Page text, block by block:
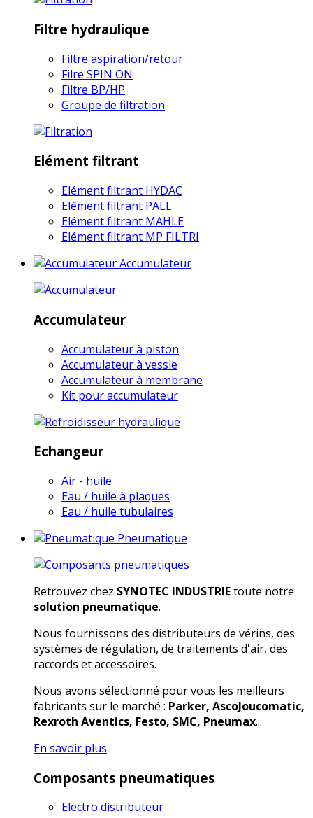
Filtre hydraulique
Filtre aspiration/retour
Filre SPIN ON
Filtre BP/HP
Groupe de filtration
Elément filtrant
Elément filtrant HYDAC
Elément filtrant PALL
Elément filtrant MAHLE
Elément filtrant MP FILTRI
Accumulateur
Accumulateur
Accumulateur à piston
Accumulateur à vessie
Accumulateur à membrane
Kit pour accumulateur
Echangeur
Air - huile
Eau / huile à plaques
Eau / huile tubulaires
Pneumatique
Retrouvez chez SYNOTEC INDUSTRIEtoute notre
solution pneumatique.
Nous fournissons des distributeurs de vérins, des
systèmes de régulation, de traitements d'air, des
raccords et accessoires.
Nous avons sélectionné pour vous les meilleurs
fabricants sur le marché : Parker, AscoJoucomatic,
Rexroth Aventics, Festo, SMC, Pneumax...
En savoir plus
Composants pneumatiques
Electro distributeur